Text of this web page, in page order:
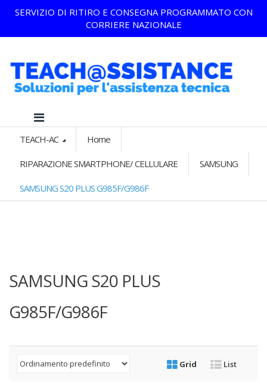
SERVIZIO DI RITIRO E CONSEGNA PROGRAMMATO CON
CORRIERE NAZIONALE
TEACH-AC Home
RIPARAZIONE SMARTPHONE/ CELLULARE SAMSUNG
SAMSUNG S20 PLUS G985F/G986F
SAMSUNG S20 PLUS
G985F/G986F
Grid List